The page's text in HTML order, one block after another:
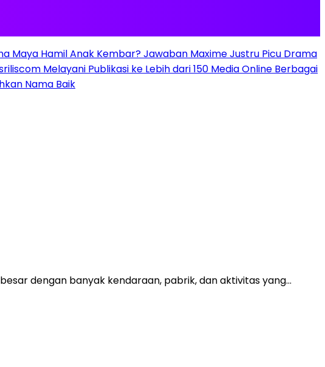
Maya Hamil Anak Kembar? Jawaban Maxime Justru Picu Drama
Melayani Publikasi ke Lebih dari 150 Media Online Berbagai
Nama Baik
dengan banyak kendaraan, pabrik, dan aktivitas yang…